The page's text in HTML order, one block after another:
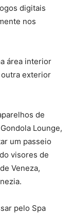
digitais
nos
área interior
exterior
de
Lounge,
um passeio
visores de
Veneza,
pelo Spa